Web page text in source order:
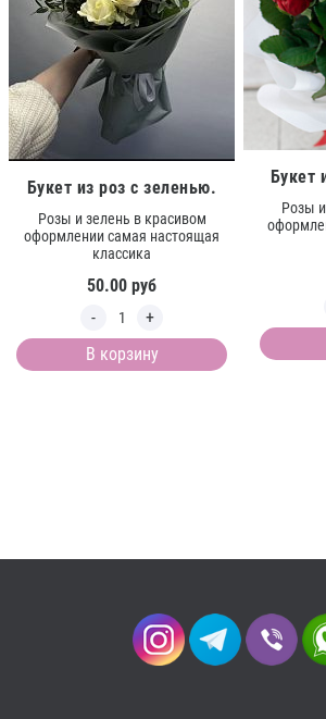
Букет из роз с зеленью.
Розы и зелень в красивом
оформлении самая настоящая
классика
50.00 руб
В корзину
Букет
Розы